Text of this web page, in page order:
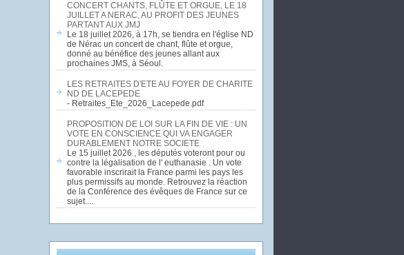
CONCERT CHANTS, FLÛTE ET ORGUE, LE 18
JUILLET A NERAC, AU PROFIT DES JEUNES
PARTANT AUX JMJ
Le 18 juillet 2026, à 17h, se tiendra en l'église ND
de Nérac un concert de chant, flûte et orgue,
donné au bénéfice des jeunes allant aux
prochaines JMS, à Séoul.
LES RETRAITES D'ETE AU FOYER DE CHARITE
ND DE LACEPEDE
- Retraites_Ete_2026_Lacepede.pdf
PROPOSITION DE LOI SUR LA FIN DE VIE : UN
VOTE EN CONSCIENCE QUI VA ENGAGER
DURABLEMENT NOTRE SOCIETE
Le 15 juillet 2026 , les députés voteront pour ou
contre la légalisation de l' euthanasie . Un vote
favorable inscrirait la France parmi les pays les
plus permissifs au monde. Retrouvez la réaction
de la Conférence des évêques de France sur ce
sujet....